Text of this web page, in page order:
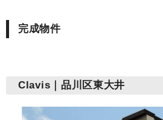
完成物件
Clavis｜品川区東大井